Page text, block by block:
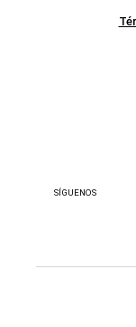
SÍGUENOS